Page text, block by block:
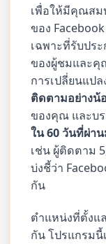
เพื่อให้มีคุณสม
ของ
เฉพาะที่รับปร
ของผู้ชมและคุ
การเปลี่ยนแป
ติดตามอย่างน้
ของคุณ และบ
ใน 60 วันที่ผ่า
เช่น ผู้ติดตาม
บ่งชี้ว่า
กัน
ตำแหน่งที่ตั้งแ
กัน โปรแกรม